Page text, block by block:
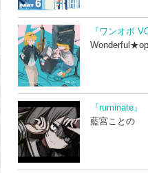
『ワンオポ
『ruminate』
藍宮ことの